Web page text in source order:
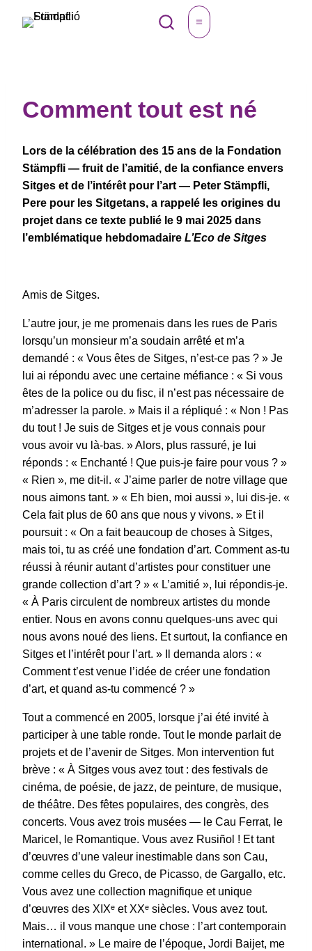
Comment tout est né
Lors de la célébration des 15 ans de la Fondation
Stämpfli — fruit de l’amitié, de la confiance envers
Sitges et de l’intérêt pour l’art — Peter Stämpfli,
Pere pour les Sitgetans, a rappelé les origines du
projet dans ce texte publié le 9 mai 2025 dans
l’emblématique hebdomadaire L’Eco de Sitges
Amis de Sitges.
L’autre jour, je me promenais dans les rues de Paris
lorsqu’un monsieur m’a soudain arrêté et m’a
demandé : « Vous êtes de Sitges, n’est-ce pas ? » Je
lui ai répondu avec une certaine méfiance : « Si vous
êtes de la police ou du fisc, il n’est pas nécessaire de
m’adresser la parole. » Mais il a répliqué : « Non ! Pas
du tout ! Je suis de Sitges et je vous connais pour
vous avoir vu là-bas. » Alors, plus rassuré, je lui
réponds : « Enchanté ! Que puis-je faire pour vous ? »
« Rien », me dit-il. « J’aime parler de notre village que
nous aimons tant. » « Eh bien, moi aussi », lui dis-je. «
Cela fait plus de 60 ans que nous y vivons. » Et il
poursuit : « On a fait beaucoup de choses à Sitges,
mais toi, tu as créé une fondation d’art. Comment as-tu
réussi à réunir autant d’artistes pour constituer une
grande collection d’art ? » « L’amitié », lui répondis-je.
« À Paris circulent de nombreux artistes du monde
entier. Nous en avons connu quelques-uns avec qui
nous avons noué des liens. Et surtout, la confiance en
Sitges et l’intérêt pour l’art. » Il demanda alors : «
Comment t’est venue l’idée de créer une fondation
d’art, et quand as-tu commencé ? »
Tout a commencé en 2005, lorsque j’ai été invité à
participer à une table ronde. Tout le monde parlait de
projets et de l’avenir de Sitges. Mon intervention fut
brève : « À Sitges vous avez tout : des festivals de
cinéma, de poésie, de jazz, de peinture, de musique,
de théâtre. Des fêtes populaires, des congrès, des
concerts. Vous avez trois musées — le Cau Ferrat, le
Maricel, le Romantique. Vous avez Rusiñol ! Et tant
d’œuvres d’une valeur inestimable dans son Cau,
comme celles du Greco, de Picasso, de Gargallo, etc.
Vous avez une collection magnifique et unique
d’œuvres des XIXᵉ et XXᵉ siècles. Vous avez tout.
Mais… il vous manque une chose : l’art contemporain
international. » Le maire de l’époque, Jordi Baijet, me